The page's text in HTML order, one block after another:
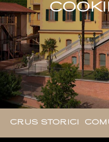
CRUS STORICI